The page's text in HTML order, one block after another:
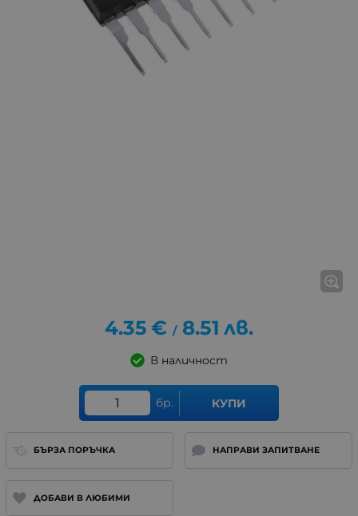
4.35 € / 8.51 лв.
В наличност
бр. КУПИ
БЪРЗА ПОРЪЧКА НАПРАВИ ЗАПИТВАНЕ
ДОБАВИ В ЛЮБИМИ